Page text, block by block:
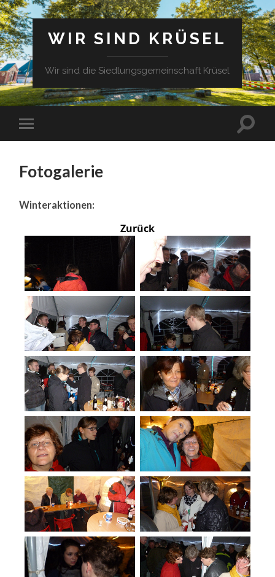
WIR SIND KRÜSEL
Wir sind die Siedlungsgemeinschaft Krüsel
Fotogalerie
Winteraktionen:
Zurück